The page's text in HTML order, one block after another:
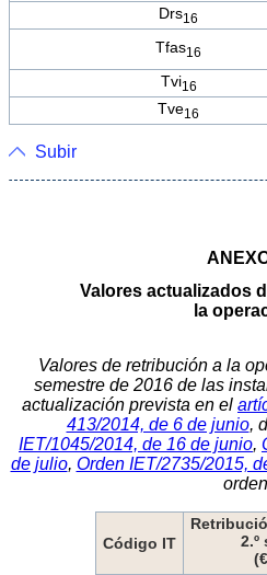
Drs16
Tfas16
Tvi16
Tve16
Subir
ANEXO
Valores actualizados
la
Valores de retribución a la
semestre de 2016 de las
actualización prevista en el
413/2014, de 6 de junio,
IET/1045/2014, de 16 de junio,
de julio, Orden IET/2735/2015,
orden
Código IT
2.º